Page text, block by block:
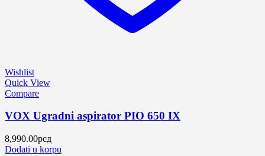
Wishlist
Quick View
Compare
VOX Ugradni aspirator PIO 650 IX
8,990.00рсд
Dodati u korpu